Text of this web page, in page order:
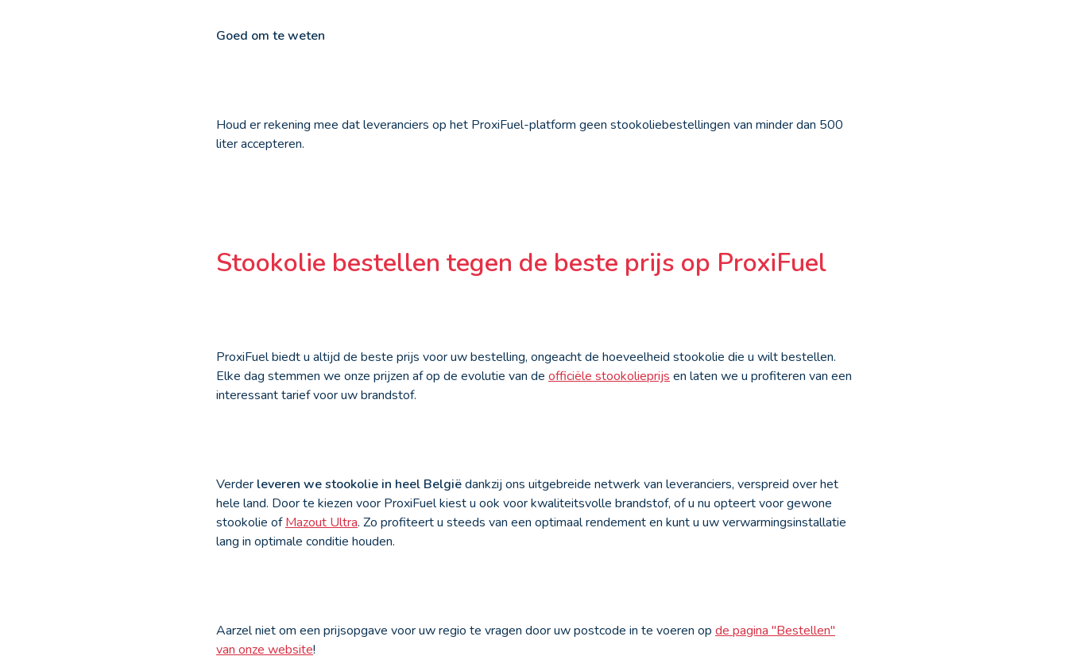
Goed om te weten
Houd er rekening mee dat leveranciers op het ProxiFuel-platform geen stookoliebestellingen van minder dan 500
liter accepteren.
Stookolie bestellen tegen de beste prijs op ProxiFuel
ProxiFuel biedt u altijd de beste prijs voor uw bestelling, ongeacht de hoeveelheid stookolie die u wilt bestellen.
Elke dag stemmen we onze prijzen af op de evolutie van de officiële stookolieprijs en laten we u profiteren van een
interessant tarief voor uw brandstof.
Verder leveren we stookolie in heel Belgiëdankzij ons uitgebreide netwerk van leveranciers, verspreid over het
hele land. Door te kiezen voor ProxiFuel kiest u ook voor kwaliteitsvolle brandstof, of u nu opteert voor gewone
stookolie ofMazout Ultra. Zo profiteert u steeds van een optimaal rendement en kunt u uw verwarmingsinstallatie
lang in optimale conditie houden.
Aarzel niet om een prijsopgave voor uw regio te vragen door uw postcode in te voeren op de pagina "Bestellen"
van onze website!